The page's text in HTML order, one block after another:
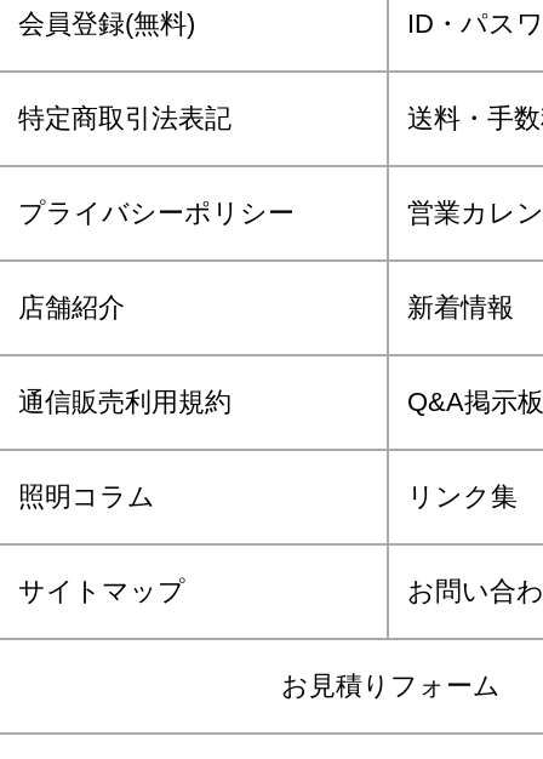
会員登録(無料) ID・パス
特定商取引法表記 送料・手
プライバシーポリシー 営業カレ
店舗紹介 新着情報
通信販売利用規約 Q&A掲示板
照明コラム リンク集
サイトマップ お問い合
お見積りフォーム